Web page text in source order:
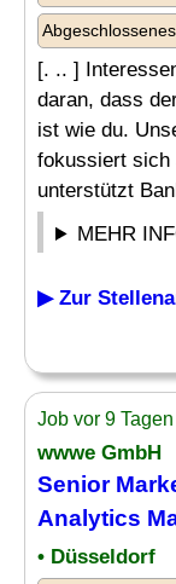
[. .. ]
daran, dass
ist wie du.
fokussiert sich
unterstützt
MEHR
▶ Zur
Job vor 9
wwwe GmbH
Senior
Analytics
• Düsseldorf